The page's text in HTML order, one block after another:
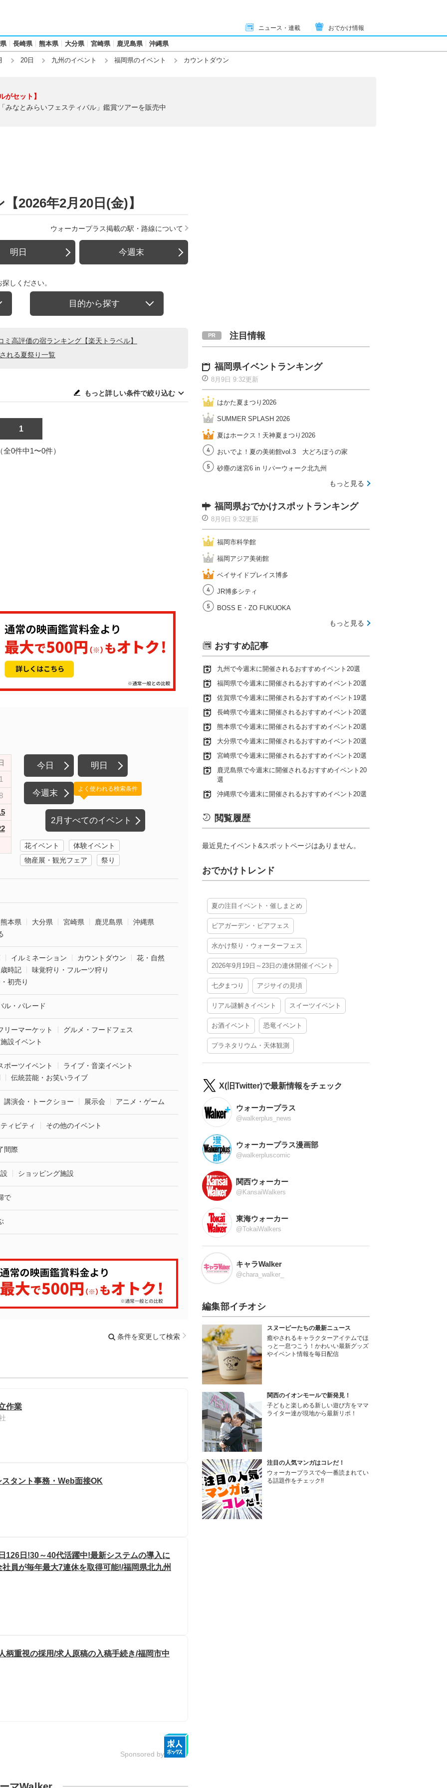
ニュース・連載 おでかけ情報
長崎県 熊本県 大分県 宮崎県 鹿児島県 沖縄県
20日 九州のイベント 福岡県のイベント カウントダウン
がセット】
みなとみらいフェスティバル」鑑賞ツアーを販売中
2026年2月20日(金)】
ウォーカープラス掲載の駅・路線について
明日 今週末
しください。
目的から探す
高評価の宿ランキング【楽天トラベル】
れる夏祭り一覧
もっと詳しい条件で絞り込む
1
全0件中1〜0件）
今日 明日
今週末
2月すべてのイベント
よく使われる検索条件
花イベント
体験イベント
物産展・観光フェア
祭り
熊本県 大分県 宮崎県 鹿児島県
沖縄県
イルミネーション カウントダウン
花・自然
時記
味覚狩り・フルーツ狩り
初売り
ル・パレード
リーマーケット
グルメ・フードフェス
設イベント
ポーツイベント
ライブ・音楽イベント
伝統芸能・お笑いライブ
講演会・トークショー 展示会 アニメ・ゲーム
ィビティ その他のイベント
間際
ショッピング施設
で
条件を変更して検索
作業
タント事務・Web面接OK
126日!30～40代活躍中!最新システムの導入に
員が毎年最大7連休を取得可能!/福岡県北九州
柄重視の採用/求人原稿の入稿手続き/福岡市中
Sponsored by
注目情報
福岡県イベントランキング
8月9日 9:32更新
はかた夏まつり2026
SUMMER SPLASH 2026
夏はホークス！天神夏まつり2026
おいでよ！夏の美術館vol.3 大どろぼうの家
砂塵の迷宮6 in リバーウォーク北九州
もっと見る
福岡県おでかけスポットランキング
8月9日 9:32更新
福岡市科学館
福岡アジア美術館
ベイサイドプレイス博多
JR博多シティ
BOSS E・ZO FUKUOKA
もっと見る
おすすめ記事
九州で今週末に開催されるおすすめイベント20選
福岡県で今週末に開催されるおすすめイベント20選
佐賀県で今週末に開催されるおすすめイベント19選
長崎県で今週末に開催されるおすすめイベント20選
熊本県で今週末に開催されるおすすめイベント20選
大分県で今週末に開催されるおすすめイベント20選
宮崎県で今週末に開催されるおすすめイベント20選
鹿児島県で今週末に開催されるおすすめイベント20
選
沖縄県で今週末に開催されるおすすめイベント20選
閲覧履歴
最近見たイベント&スポットページはありません。
おでかけトレンド
夏の注目イベント・催しまとめ
ビアガーデン・ビアフェス
水かけ祭り・ウォーターフェス
2026年9月19日～23日の連休開催イベント
七夕まつり アジサイの見頃
リアル謎解きイベント スイーツイベント
お酒イベント 恐竜イベント
プラネタリウム・天体観測
X(旧Twitter)で最新情報をチェック
ウォーカープラス
@walkerplus_news
ウォーカープラス漫画部
@walkerpluscomic
関西ウォーカー
@KansaiWalkers
東海ウォーカー
@TokaiWalkers
キャラWalker
@chara_walker_
編集部イチオシ
スヌーピーたちの最新ニュース
癒やされるキャラクターアイテムでほ
っと一息つこう！かわいい最新グッズ
やイベント情報を毎日配信
関西のイオンモールで新発見！
子どもと楽しめる新しい遊び方をママ
ライター達が現地から最新リポ！
注目の人気マンガはコレだ！
ウォーカープラスで今一番読まれてい
る話題作をチェック!!